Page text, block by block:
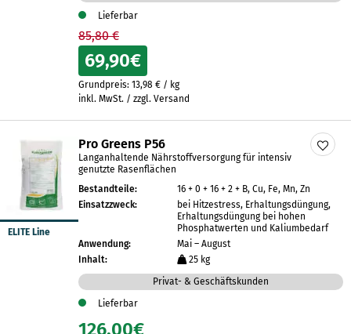
Lieferbar
85,80 €
69,90€
Grundpreis: 13,98 € / kg
inkl. MwSt. / zzgl. Versand
ELITE Line
Pro Greens P56
Langanhaltende Nährstoffversorgung für intensiv
genutzte Rasenflächen
Bestandteile:
16 + 0 + 16 + 2 + B, Cu, Fe, Mn, Zn
Einsatzzweck:
bei Hitzestress, Erhaltungsdüngung,
Erhaltungsdüngung bei hohen
Phosphatwerten und Kaliumbedarf
Anwendung:
Mai – August
Inhalt:
25 kg
Privat- & Geschäftskunden
Lieferbar
126,00€